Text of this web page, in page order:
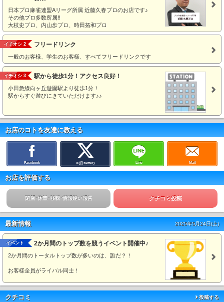
日本プロ麻雀連盟Aリーグ所属 近藤久春プロのお店です♪
その他プロ多数所属!!
大枝史プロ、内山歩プロ、時田拓和プロ
イチオシ 2 フリードリンク
一般のお客様、学生のお客様、すべてフリードリンクです
イチオシ 3 駅から徒歩1分！アクセス良好！
小田急線向ヶ丘遊園駅より徒歩1分！
駅からすぐ遊びにきていただけます♪♪
お店のコトを友達に教える
Facebook X(旧Twitter) Line Mail
お店を評価する
閉店･休業･移転･情報違い報告 クチコミ投稿
最新情報 2025年5月24日(土)
イベント 2か月間のトップ数を競うイベント開催中♪
2か月間のトータルトップ数が多いのは、誰だ？！
お客様全員がライバル同士！
クチコミ 投稿する